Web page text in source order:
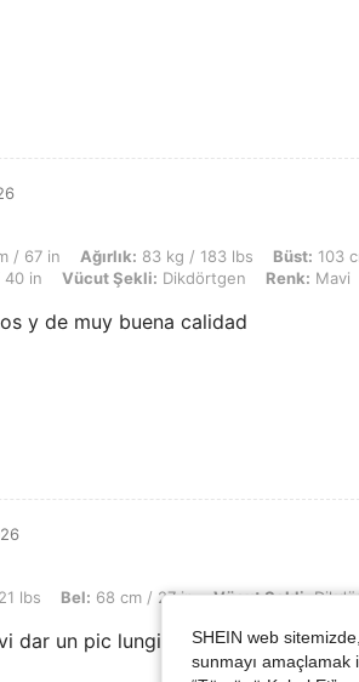
in, Ağırlık: 83 kg / 183 lbs, Büst: 103 cm / 41 in,
/ 67 in Ağırlık: 83 kg / 183 lbs Büst: 103
40 in Vücut Şekli: Dikdörtgen Renk: Mavi
y de muy buena calidad
lbs, Bel: 68 cm / 27 in, Vücut Şekli: Dikdörtgen,
lbs Bel: 68 cm / 27 in Vücut Şekli:
dar un pic lungi recomand.
SHEIN web
sunmayı amaçlamak